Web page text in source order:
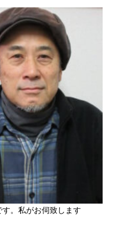
。私がお伺致します